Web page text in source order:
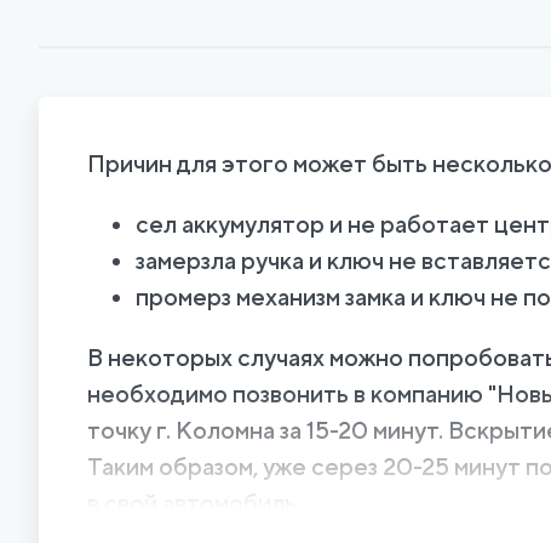
Причин для этого может быть
сел аккумулятор и не работает
замерзла ручка и ключ не
промерз механизм замка и ключ не
В некоторых случаях можно
необходимо позвонить в компанию
точку г. Коломна за 15-20 минут.
Таким образом, уже серез 20-25 минут